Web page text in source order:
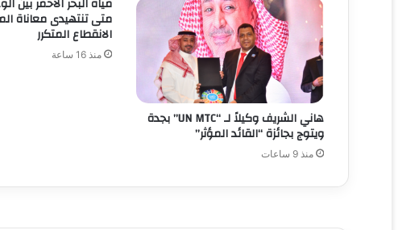
هاني الشريف وكيلاً لـ “UN MTC” بجدة
ويتوج بجائزة “القائد المؤثر”
منذ 9 ساعات
مياه البحر الأحمر بين
متى تنتهيدى معاناة
الانقطاع المتكرر
منذ 16 ساعة